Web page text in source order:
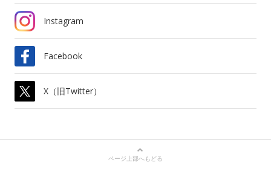
Instagram
Facebook
X（旧Twitter）
ページ上部へもどる